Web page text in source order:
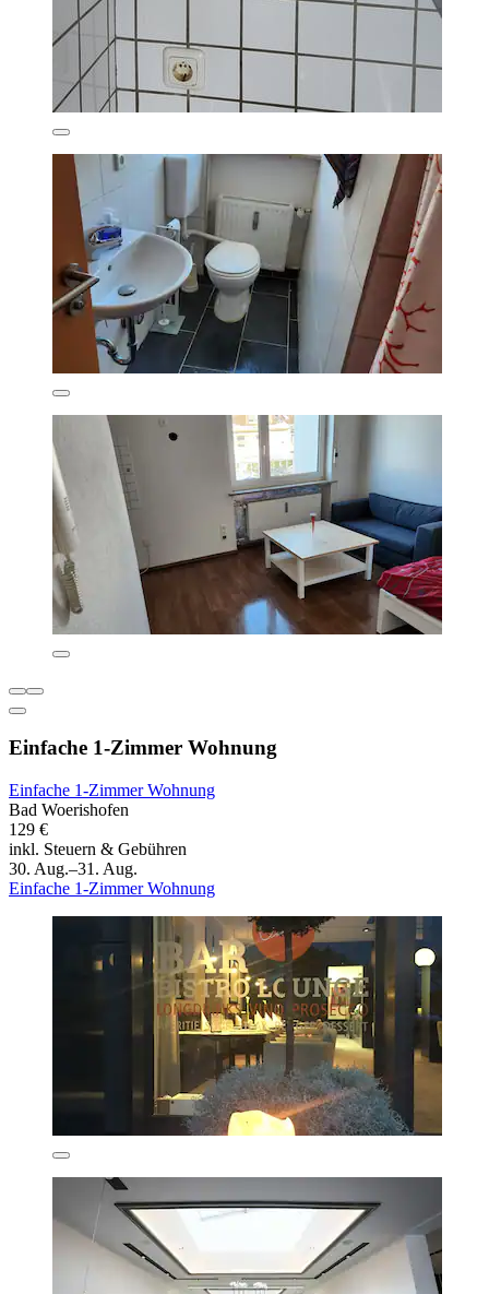
Einfache 1-Zimmer Wohnung
Einfache 1-Zimmer Wohnung
Bad Woerishofen
129 €
inkl. Steuern & Gebühren
30. Aug.–31. Aug.
Einfache 1-Zimmer Wohnung